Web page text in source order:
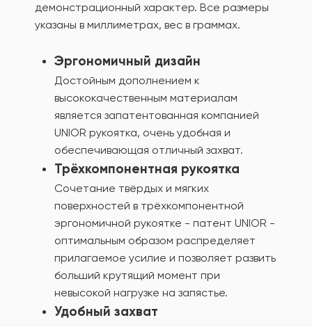
демонстрационный характер. Все размеры
указаны в миллиметрах, вес в граммах.
Эргономичный дизайн
Достойным дополнением к
высококачественным материалам
является запатентованная компанией
UNIOR рукоятка, очень удобная и
обеспечивающая отличный захват.
Трёхкомпонентная рукоятка
Сочетание твёрдых и мягких
поверхностей в трёхкомпонентной
эргономичной рукоятке - патент UNIOR -
оптимальным образом распределяет
прилагаемое усилие и позволяет развить
больший крутящий момент при
невысокой нагрузке на запястье.
Удобный захват